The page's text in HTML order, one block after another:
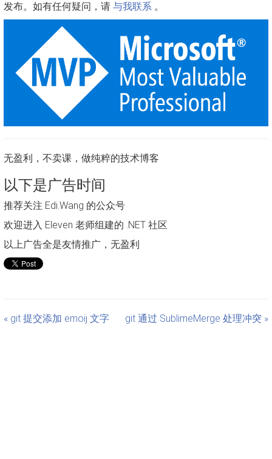
发布。如有任何疑问，请 与我联系 。
无盈利，不卖课，做纯粹的技术博客
以下是广告时间
推荐关注 Edi.Wang 的公众号
欢迎进入 Eleven 老师组建的 .NET 社区
以上广告全是友情推广，无盈利
« git 提交添加 emoij 文字 git 通过 SublimeMerge 处理冲突 »